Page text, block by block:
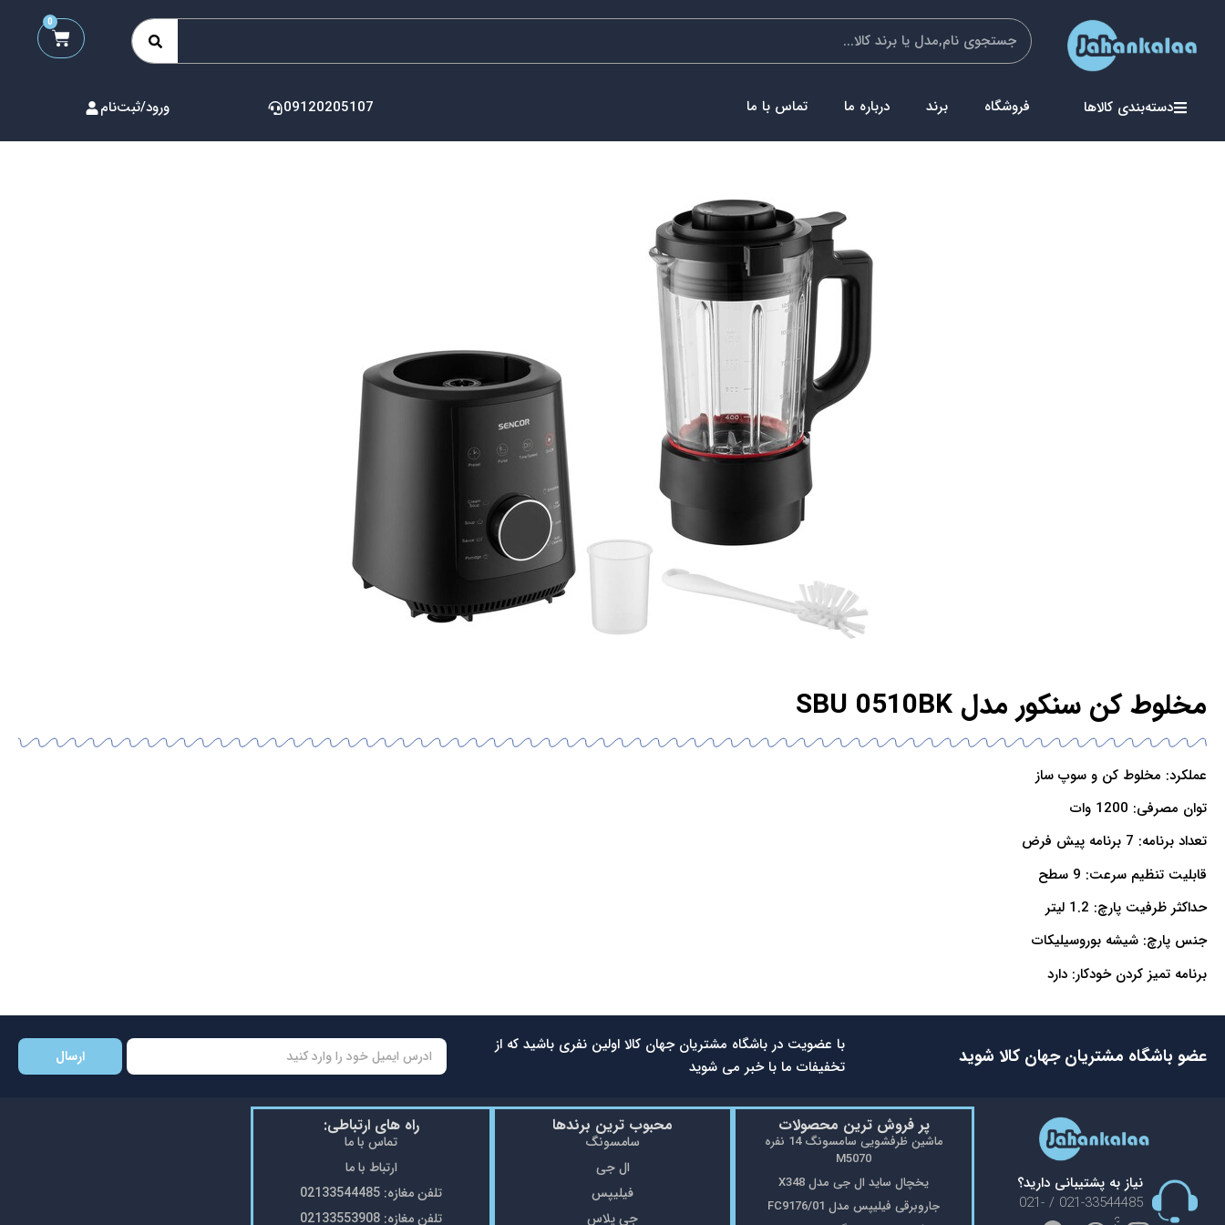
0
دسته‌بندی کالاها فروشگاه برند درباره ما تماس با ما 09120205107 ورود/ثبت‌نام
مخلوط کن سنکور مدل SBU 0510BK
عملکرد: مخلوط کن و سوپ ساز
توان مصرفی: 1200 وات
تعداد برنامه: 7 برنامه پیش فرض
قابلیت تنظیم سرعت: 9 سطح
حداکثر ظرفیت پارچ: 1.2 لیتر
جنس پارچ: شیشه بوروسیلیکات
برنامه تمیز کردن خودکار: دارد
عضو باشگاه مشتریان جهان کالا شوید
با عضویت در باشگاه مشتریان جهان کالا اولین نفری باشید که از
تخفیفات ما با خبر می شوید
ارسال
نیاز به پشتیبانی دارید؟
021-33544485 / 021-
پر فروش ترین محصولات
ماشین ظرفشویی سامسونگ 14 نفره
M5070
یخچال ساید ال جی مدل X348
جاروبرقی فیلیپس مدل FC9176/01
محبوب ترین برندها
سامسونگ
ال جی
فیلیپس
جی پلاس
راه های ارتباطی:
تماس با ما
ارتباط با ما
تلفن مغازه: 02133544485
تلفن مغازه: 02133553908